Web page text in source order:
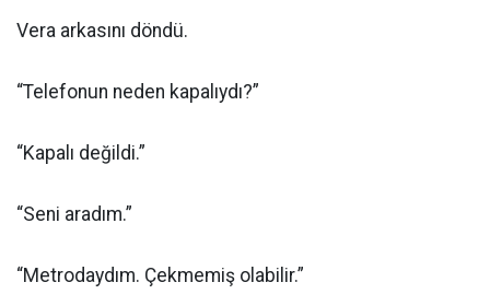
Vera arkasını döndü.
“Telefonun neden kapalıydı?”
“Kapalı değildi.”
“Seni aradım.”
“Metrodaydım. Çekmemiş olabilir.”